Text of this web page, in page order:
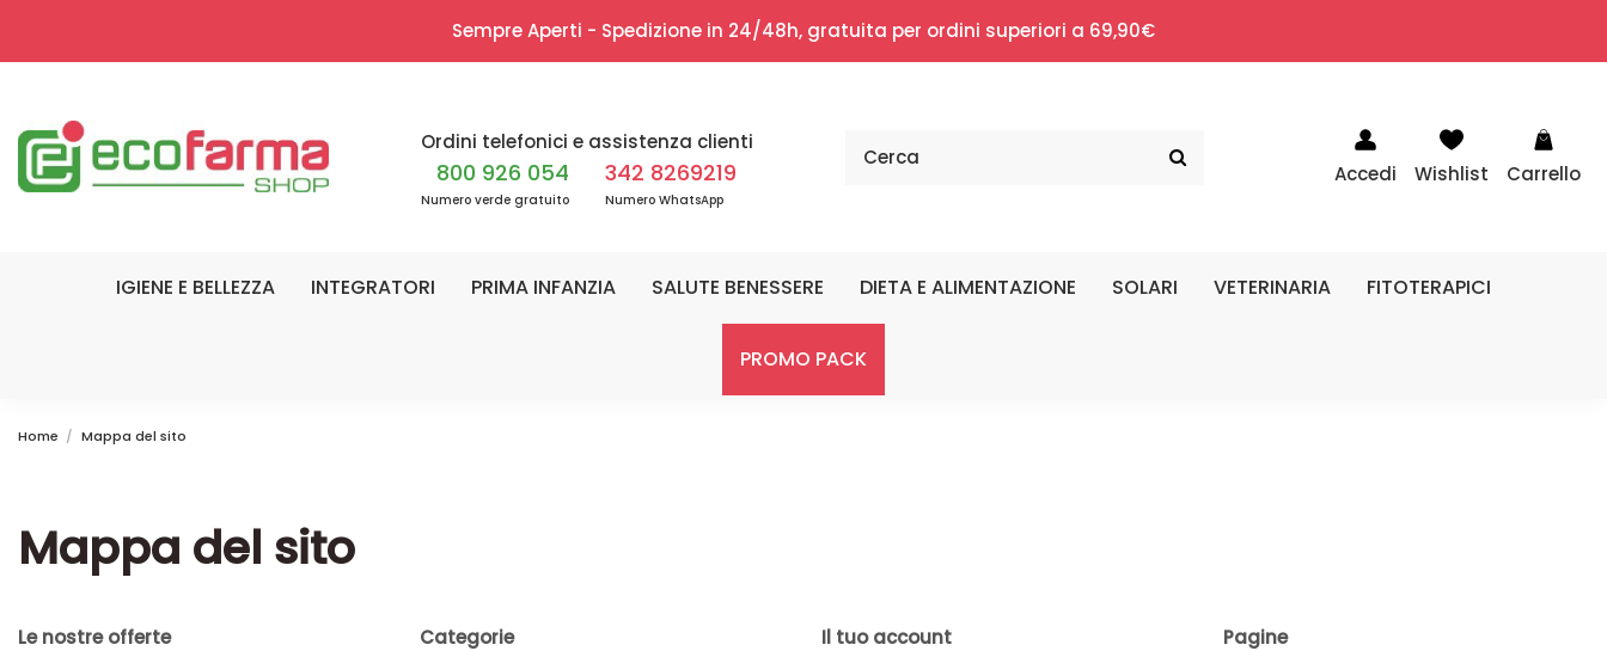
Sempre Aperti - Spedizione in 24/48h, gratuita per ordini superiori a 69,90€
Ordini telefonici e assistenza clienti
800 926 054
Numero verde gratuito
342 8269219
Numero WhatsApp
Accedi Wishlist Carrello
IGIENE E BELLEZZA INTEGRATORI PRIMA INFANZIA SALUTE BENESSERE DIETA E ALIMENTAZIONE SOLARI VETERINARIA FITOTERAPICI
PROMO PACK
Home Mappa del sito
Mappa del sito
Le nostre offerte Categorie Il tuo account Pagine